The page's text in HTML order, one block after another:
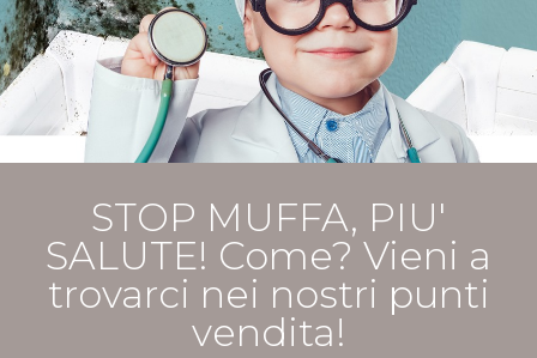
STOP MUFFA, PIU'
SALUTE! Come? Vieni a
trovarci nei nostri punti
vendita!